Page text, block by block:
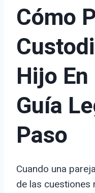
Cómo
Hijo
Guía
Paso
Cuando una
de las cuestiones